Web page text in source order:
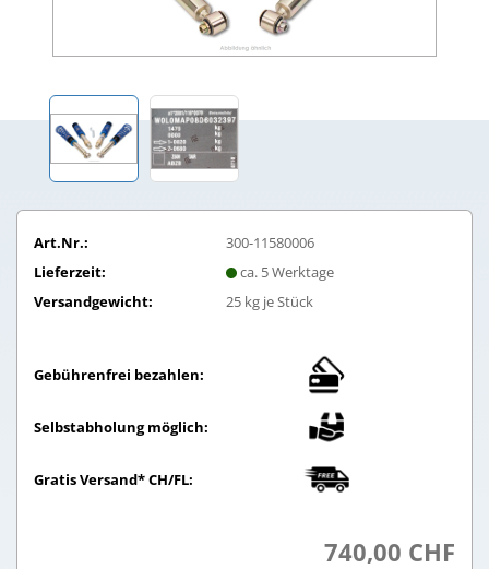
Art.Nr.:
300-11580006
Lieferzeit:
ca. 5 Werktage
Versandgewicht:
25kg je Stück
Gebührenfrei bezahlen:
Selbstabholung möglich:
Gratis Versand* CH/FL:
740,00 CHF